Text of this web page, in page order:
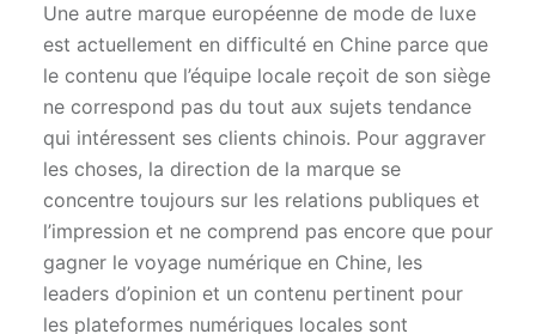
Une autre marque européenne de mode de luxe
est actuellement en difficulté en Chine parce que
le contenu que l’équipe locale reçoit de son siège
ne correspond pas du tout aux sujets tendance
qui intéressent ses clients chinois. Pour aggraver
les choses, la direction de la marque se
concentre toujours sur les relations publiques et
l’impression et ne comprend pas encore que pour
gagner le voyage numérique en Chine, les
leaders d’opinion et un contenu pertinent pour
les plateformes numériques locales sont